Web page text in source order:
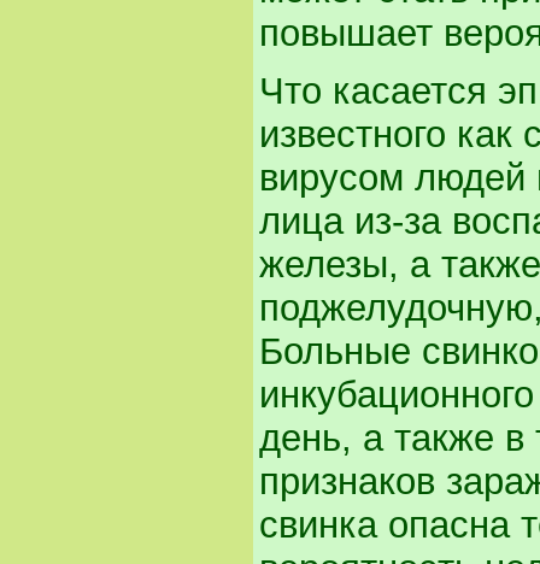
повышает
Что касается
известного
вирусом людей
лица из-за
железы, а
Больные
день, а также в
признаков
свинка опасна